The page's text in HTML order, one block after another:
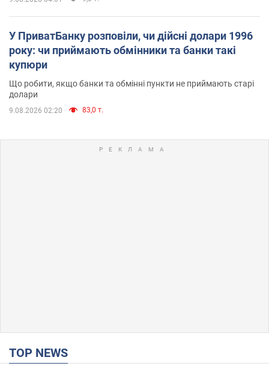
У ПриватБанку розповіли, чи дійсні долари 1996
року: чи приймають обмінники та банки такі
купюри
Що робити, якщо банки та обмінні пункти не приймають старі
долари
9.08.2026 02:20 83,0 т.
TOP NEWS